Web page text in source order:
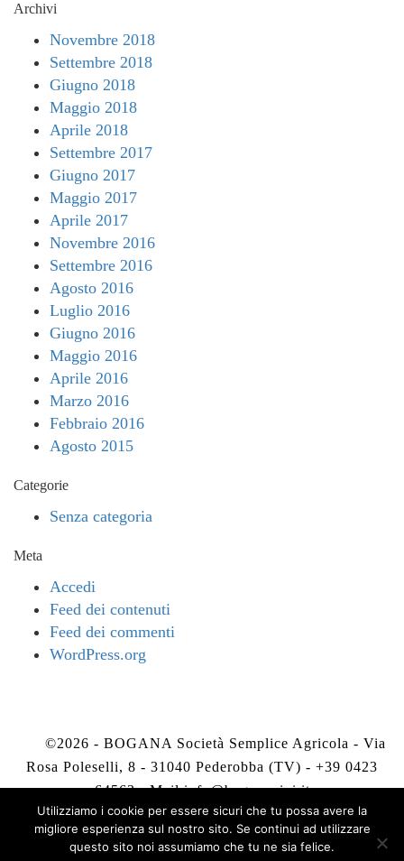
Archivi
Novembre 2018
Settembre 2018
Giugno 2018
Maggio 2018
Aprile 2018
Settembre 2017
Giugno 2017
Maggio 2017
Aprile 2017
Novembre 2016
Settembre 2016
Agosto 2016
Luglio 2016
Giugno 2016
Maggio 2016
Aprile 2016
Marzo 2016
Febbraio 2016
Agosto 2015
Categorie
Senza categoria
Meta
Accedi
Feed dei contenuti
Feed dei commenti
WordPress.org
©2026 - BOGANA Società Semplice Agricola - Via
Rosa Poleselli, 8 - 31040 Pederobba (TV) - +39 0423
64563 - Mailinfo@boganavini.it
Privacy Policy-Cookie Policy
Utilizziamo i cookie per essere sicuri che tu possa avere la
migliore esperienza sul nostro sito. Se continui ad utilizzare
questo sito noi assumiamo che tu ne sia felice.